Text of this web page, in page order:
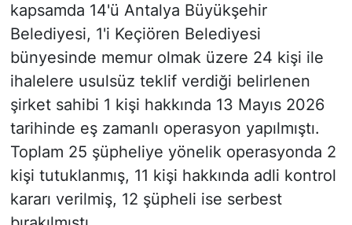
kapsamda 14'ü Antalya Büyükşehir
Belediyesi, 1'i Keçiören Belediyesi
bünyesinde memur olmak üzere 24 kişi ile
ihalelere usulsüz teklif verdiği belirlenen
şirket sahibi 1 kişi hakkında 13 Mayıs 2026
tarihinde eş zamanlı operasyon yapılmıştı.
Toplam 25 şüpheliye yönelik operasyonda 2
kişi tutuklanmış, 11 kişi hakkında adli kontrol
kararı verilmiş, 12 şüpheli ise serbest